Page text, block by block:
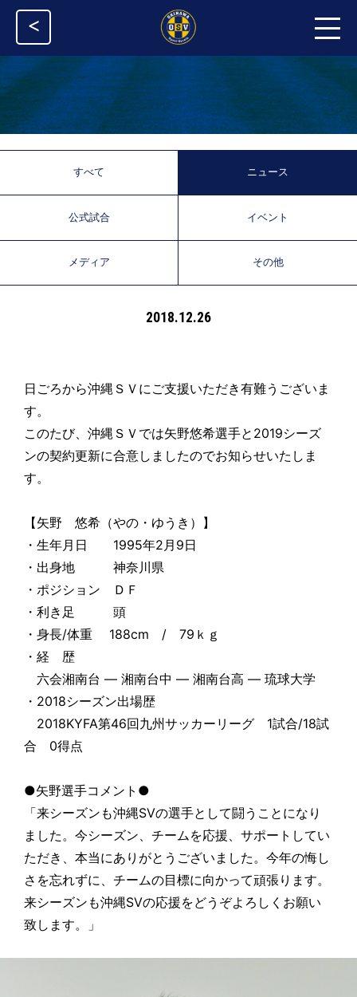
<
すべて ニュース
公式試合 イベント
メディア その他
2018.12.26
日ごろから沖縄ＳＶにご支援いただき有難うございま
す。
このたび、沖縄ＳＶでは矢野悠希選手と2019シーズ
ンの契約更新に合意しましたのでお知らせいたしま
す。
【矢野 悠希（やの・ゆうき）】
・生年月日 1995年2月9日
・出身地 神奈川県
・ポジション ＤＦ
・利き足 頭
・身長/体重 188cm / 79ｋｇ
・経 歴
六会湘南台 ― 湘南台中 ― 湘南台高 ― 琉球大学
・2018シーズン出場歴
2018KYFA第46回九州サッカーリーグ 1試合/18試
合 0得点
●矢野選手コメント●
「来シーズンも沖縄SVの選手として闘うことになり
ました。今シーズン、チームを応援、サポートしてい
ただき、本当にありがとうございました。今年の悔し
さを忘れずに、チームの目標に向かって頑張ります。
来シーズンも沖縄SVの応援をどうぞよろしくお願い
致します。」